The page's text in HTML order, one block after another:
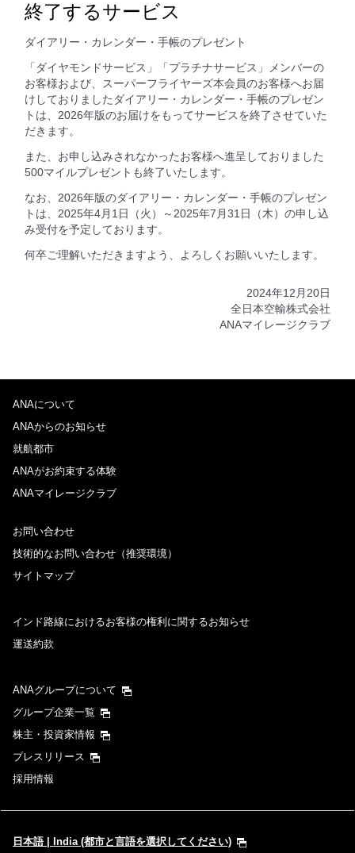
終了するサービス
ダイアリー・カレンダー・手帳のプレゼント
「ダイヤモンドサービス」「プラチナサービス」メンバーの
お客様および、スーパーフライヤーズ本会員のお客様へお届
けしておりましたダイアリー・カレンダー・手帳のプレゼン
トは、2026年版のお届けをもってサービスを終了させていた
だきます。
また、お申し込みされなかったお客様へ進呈しておりました
500マイルプレゼントも終了いたします。
なお、2026年版のダイアリー・カレンダー・手帳のプレゼン
トは、2025年4月1日（火）～2025年7月31日（木）の申し込
み受付を予定しております。
何卒ご理解いただきますよう、よろしくお願いいたします。
2024年12月20日
全日本空輸株式会社
ANAマイレージクラブ
ANAについて
ANAからのお知らせ
就航都市
ANAがお約束する体験
ANAマイレージクラブ
お問い合わせ
技術的なお問い合わせ（推奨環境）
サイトマップ
インド路線におけるお客様の権利に関するお知らせ
運送約款
ANAグループについて
グループ企業一覧
株主・投資家情報
プレスリリース
採用情報
日本語 | India (都市と言語を選択してください)